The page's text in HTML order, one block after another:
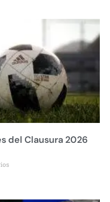
del Clausura 2026